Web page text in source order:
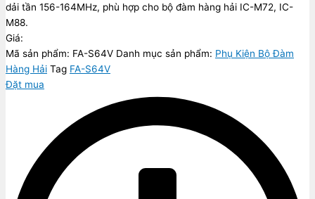
dải tần 156-164MHz, phù hợp cho bộ đàm hàng hải IC-M72, IC-
M88.
Giá:
Mã sản phẩm: FA-S64V Danh mục sản phẩm: Phụ Kiện Bộ Đàm
Hàng Hải Tag FA-S64V
Đặt mua